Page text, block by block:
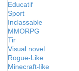
Educatif
Sport
Inclassable
MMORPG
Tir
Visual novel
Rogue-Like
Minecraft-like